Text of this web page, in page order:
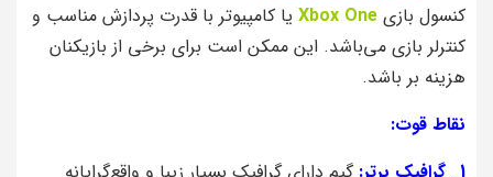
کنسول بازی Xbox One یا کامپیوتر با قدرت پردازش مناسب و
کنترلر بازی می‌باشد. این ممکن است برای برخی از بازیکنان
هزینه‌ بر باشد.
نقاط قوت: